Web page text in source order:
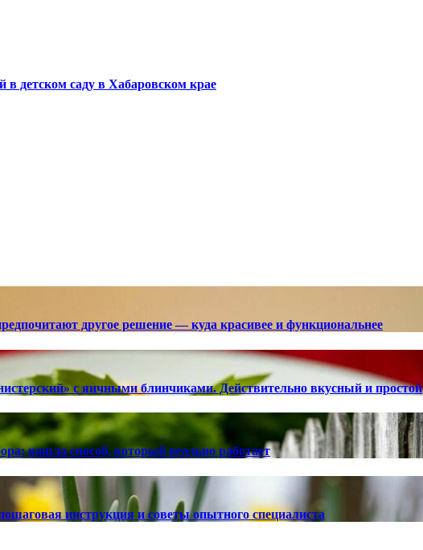
детском саду в Хабаровском крае
другое решение — куда красивее и функциональнее
с яичными блинчиками. Действительно вкусный и простой
нашла способ, который реально работает
инструкция и советы опытного специалиста